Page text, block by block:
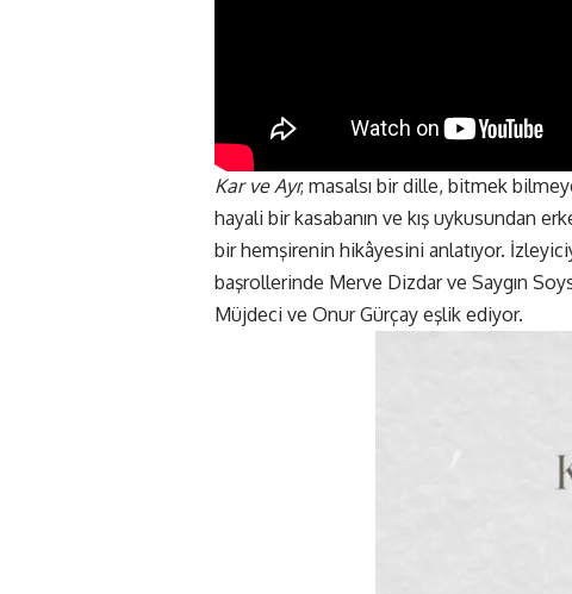
Kar ve Ayı; masalsı bir dille, bitmek
hayali bir kasabanın ve kış uykusundan
bir hemşirenin hikâyesini anlatıyor.
başrollerinde Merve Dizdar ve Saygın
Müjdeci ve Onur Gürçay eşlik ediyor.